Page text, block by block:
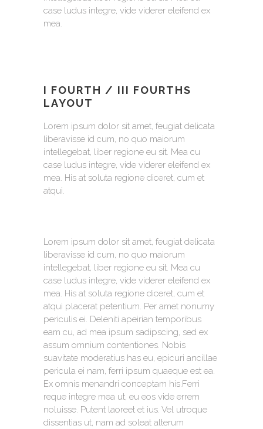
case ludus integre, vide viderer eleifend ex
mea.
I FOURTH / III FOURTHS
LAYOUT
Lorem ipsum dolor sit amet, feugiat delicata
liberavisse id cum, no quo maiorum
intellegebat, liber regione eu sit. Mea cu
case ludus integre, vide viderer eleifend ex
mea. His at soluta regione diceret, cum et
atqui.
Lorem ipsum dolor sit amet, feugiat delicata
liberavisse id cum, no quo maiorum
intellegebat, liber regione eu sit. Mea cu
case ludus integre, vide viderer eleifend ex
mea. His at soluta regione diceret, cum et
atqui placerat petentium. Per amet nonumy
periculis ei. Deleniti apeirian temporibus
eam cu, ad mea ipsum sadipscing, sed ex
assum omnium contentiones. Nobis
suavitate moderatius has eu, epicuri ancillae
pericula ei nam, ferri ipsum quaeque est ea.
Ex omnis menandri conceptam his.Ferri
reque integre mea ut, eu eos vide errem
noluisse. Putent laoreet et ius. Vel utroque
dissentias ut, nam ad soleat alterum